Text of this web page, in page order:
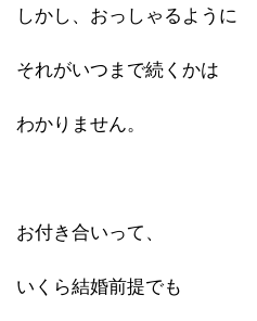
しかし、おっしゃるように
それがいつまで続くかは
わかりません。
お付き合いって、
いくら結婚前提でも